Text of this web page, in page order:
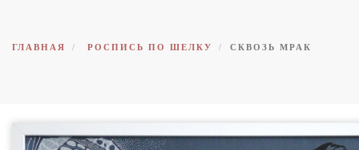
ГЛАВНАЯ РОСПИСЬ ПО ШЕЛКУ СКВОЗЬ МРАК